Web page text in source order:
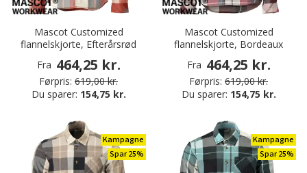
Mascot Customized
flannelskjorte, Efterårsrød
Fra 464,25 kr.
Førpris: 619,00 kr.
Du sparer: 154,75 kr.
Mascot Customized
flannelskjorte, Bordeaux
Fra 464,25 kr.
Førpris: 619,00 kr.
Du sparer: 154,75 kr.
Kampagne
Spar 25%
Kampagne
Spar 25%